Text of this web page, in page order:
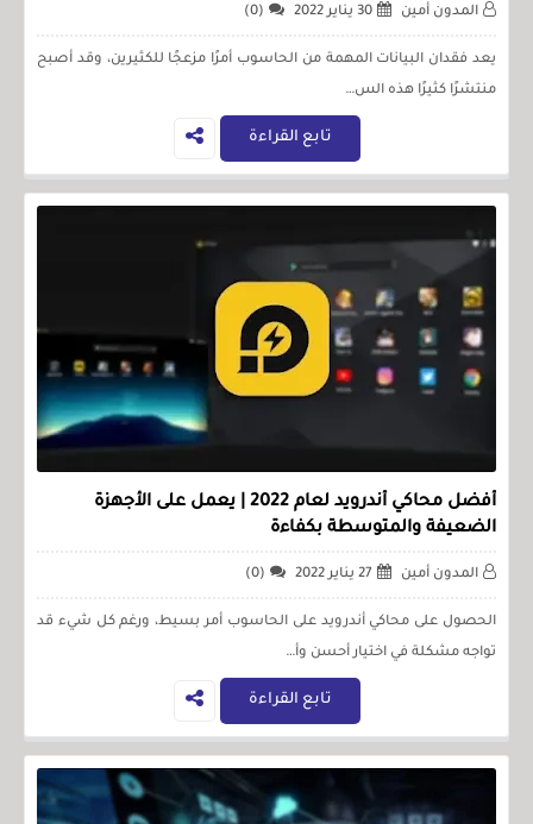
المدون أمين 30 يناير 2022 (0)
يعد فقدان البيانات المهمة من الحاسوب أمرًا مزعجًا للكثيرين، وقد أصبح
منتشرًا كثيرًا هذه الس…
تابع القراءة
أفضل محاكي أندرويد لعام 2022 | يعمل على الأجهزة
الضعيفة والمتوسطة بكفاءة
المدون أمين 27 يناير 2022 (0)
الحصول على محاكي أندرويد على الحاسوب أمر بسيط، ورغم كل شيء قد
تواجه مشكلة في اختيار أحسن وأ…
تابع القراءة